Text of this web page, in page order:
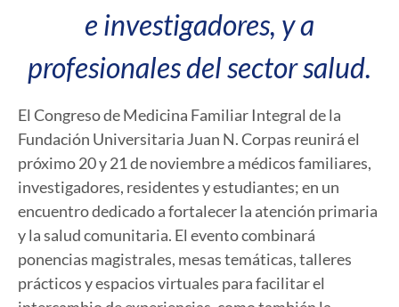
e investigadores, y a
profesionales del sector salud.
El Congreso de Medicina Familiar Integral de la
Fundación Universitaria Juan N. Corpas reunirá el
próximo 20 y 21 de noviembre a médicos familiares,
investigadores, residentes y estudiantes; en un
encuentro dedicado a fortalecer la atención primaria
y la salud comunitaria. El evento combinará
ponencias magistrales, mesas temáticas, talleres
prácticos y espacios virtuales para facilitar el